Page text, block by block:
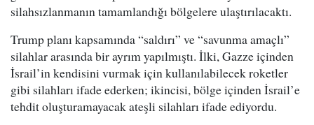
silahsızlanmanın tamamlandığı bölgelere ulaştırılacaktı.
Trump planı kapsamında “saldırı” ve “savunma amaçlı”
silahlar arasında bir ayrım yapılmıştı. İlki, Gazze içinden
İsrail’in kendisini vurmak için kullanılabilecek roketler
gibi silahları ifade ederken; ikincisi, bölge içinden İsrail’e
tehdit oluşturamayacak ateşli silahları ifade ediyordu.